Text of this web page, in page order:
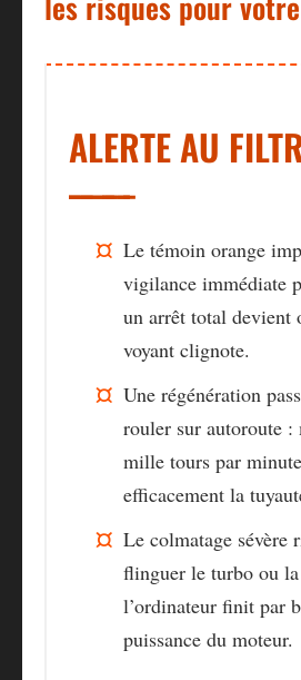
ALERTE AU
Le témoin orange
vigilance immédiate
un arrêt total devient
voyant clignote.
Une régénération
rouler sur autoroute
mille tours par
efficacement la
Le colmatage sévère
flinguer le turbo ou
l’ordinateur finit par
puissance du moteur.